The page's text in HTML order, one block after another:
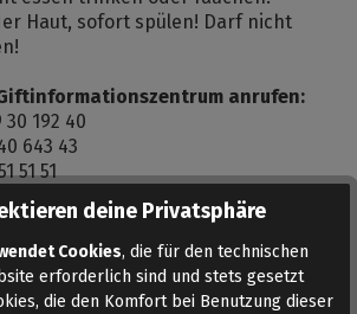
Haut, sofort spülen! Darf nicht
anrufen:
192 40
643 43
51 51
schreiben und diskutieren...
deine Privatsphäre
Cookies, die für den technischen
erforderlich sind und stets gesetzt
die den Komfort bei Benutzung dieser